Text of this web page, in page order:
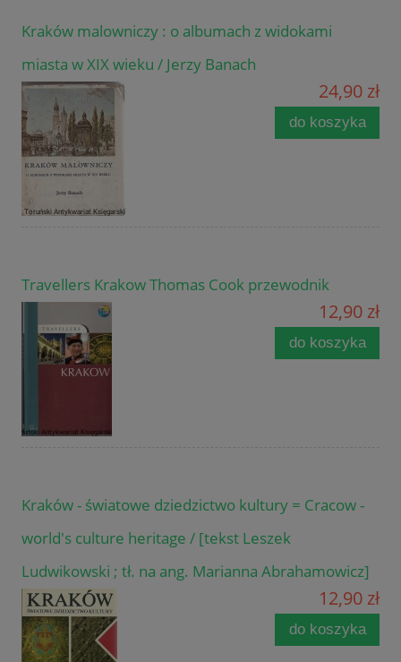
Kraków malowniczy : o albumach z widokami
miasta w XIX wieku / Jerzy Banach
24,90 zł
do koszyka
Travellers Krakow Thomas Cook przewodnik
12,90 zł
do koszyka
Kraków - światowe dziedzictwo kultury = Cracow -
world's culture heritage / [tekst Leszek
Ludwikowski ; tł. na ang. Marianna Abrahamowicz]
12,90 zł
do koszyka